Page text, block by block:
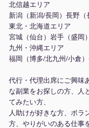
北信越エリア
新潟（新潟/長岡）長野（
東北・北海道エリア
宮城（仙台）岩手（盛岡
九州・沖縄エリア
福岡（博多/北九州/小倉
代行・代理出席にご興味
な副業をお探しの方、人
てみたい方、
人助けが好きな方、ボラ
方、やりがいのある仕事